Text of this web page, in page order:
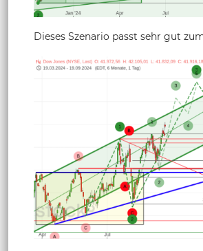
Dieses Szenario passt sehr gut